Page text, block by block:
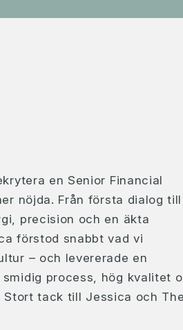
en Senior Financial
nöjda. Från första dialog till
precision och en äkta
förstod snabbt vad vi
– och levererade en
process, hög kvalitet
tack till Jessica och The